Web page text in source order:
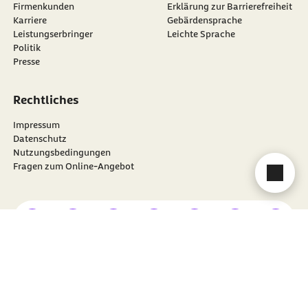
Firmenkunden
Karriere
Leistungserbringer
Politik
Presse
Erklärung zur Barrierefreiheit
Gebärdensprache
Leichte Sprache
Rechtliches
Impressum
Datenschutz
Nutzungsbedingungen
Fragen zum Online-Angebot